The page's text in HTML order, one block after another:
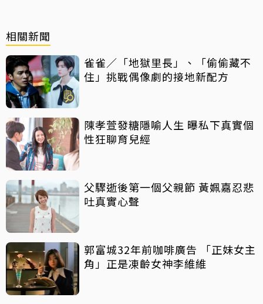
相關新聞
雀雀／「地獄里長」、「偷偷藏不
住」挑戰偶像劇的接地新配方
陳孝萱發糖隱喻人生 曝私下真實個
性狂聊育兒經
父驟逝後第一個父親節 黃姵嘉忍悲
吐真實心聲
郭富城32年前咖啡廣告 「正妹女主
角」正是凍齡女神李維維